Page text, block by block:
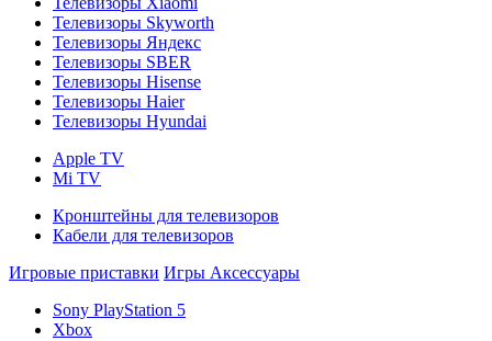
Телевизоры Skyworth
Телевизоры Яндекс
Телевизоры SBER
Телевизоры Hisense
Телевизоры Haier
Телевизоры Hyundai
Apple TV
Mi TV
Кронштейны для телевизоров
Кабели для телевизоров
Игровые приставки Игры Аксессуары
Sony PlayStation 5
Xbox